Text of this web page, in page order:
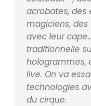
acrobates, des
magiciens, des
avec leur
traditionnelle
hologrammes,
live. On va
technologies
du cirque.